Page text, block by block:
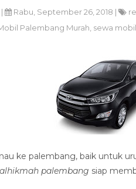
| Rabu, September 26, 2018 |
Palembang Murah sewa
ke palembang, baik untuk
palembang siap